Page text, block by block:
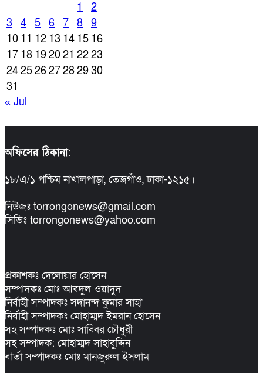
1
2
3
4 5 6 7 8
9
10 11 12 13 14 15 16
17 18 1920 21 2223
24252627282930
31
« Jul
অফিসের ঠিকানা:
১৮/এ/১ পশ্চিম নাখালপাড়া, তেজগাঁও, ঢাকা-১২১৫।
নিউজঃ torrongonews@gmail.com
সিভিঃ torrongonews@yahoo.com
প্রকাশকঃ দেলোয়ার হোসেন
সম্পাদকঃ মোঃ আবদুল ওয়াদুদ
নির্বাহী সম্পাদকঃ সদানন্দ কুমার সাহা
নির্বাহী সম্পাদকঃ মোহাম্মদ ইমরান হোসেন
সহ সম্পাদকঃ মোঃ সাব্বির চৌধুরী
সহ সম্পাদক: মোহাম্মদ সাহাবুদ্দিন
বার্তা সম্পাদকঃ মোঃ মানজুরুল ইসলাম